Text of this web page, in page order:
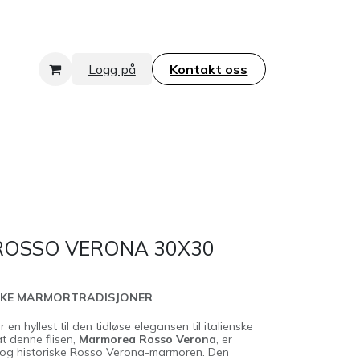
Logg på Kontakt oss​​​​​​​
VERONA 30X30
MARMORTRADISJONER
en hyllest til den tidløse elegansen til italienske
denne flisen, Marmorea Rosso Verona, er
historiske Rosso Verona-marmoren. Den